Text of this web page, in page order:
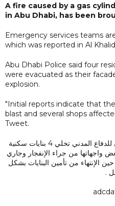
A fire caused by a gas
in Abu Dhabi, has been
Emergency services teams
which was reported in Al
Abu Dhabi Police said four
were evacuated as their
explosion.
"Initial reports indicate that
blast and several shops
Tweet.
وهيئة أبوظبي للدفاع المدني تخلي 4 بنايات سكنية
واجهاتها من جراء الإنفجار وجاري
الإنتهاء من تأمين البنايات بشكل
.